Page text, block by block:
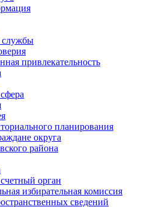
службы
привлекательность
планирования
округа
района
орган
избирательная комиссия
сведений